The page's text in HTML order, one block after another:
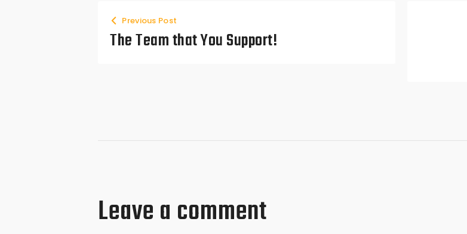
Previous Post
The Team that You Support!
Leave a comment